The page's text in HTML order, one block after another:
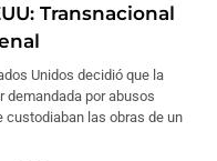
Transnacional
Unidos decidió que la
demandada por abusos
custodiaban las obras de un